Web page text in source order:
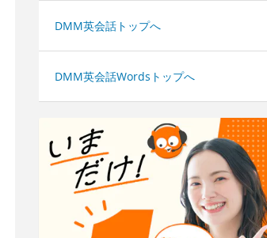
DMM英会話トップへ
DMM英会話Wordsトップへ